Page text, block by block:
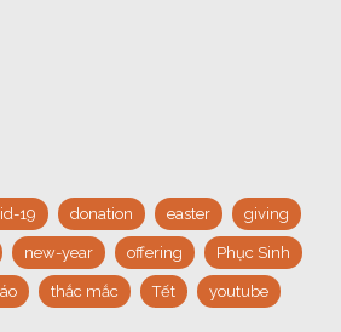
19 donation easter giving
new-year offering Phục Sinh
thắc mắc Tết youtube